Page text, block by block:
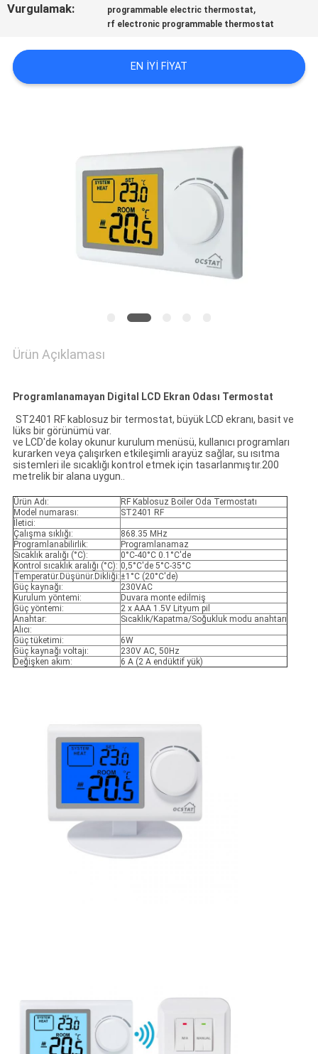
SITE
HARITASI
Vurgulamak:
programmable electric thermostat,
rf electronic programmable thermostat
EN IYI FIYAT
Ürün Açıklaması
Programlanamayan Digital LCD Ekran Odası Termostat
ST2401 RF kablosuz bir termostat, büyük LCD ekranı, basit ve
lüks bir görünümü var.
ve LCD'de kolay okunur kurulum menüsü, kullanıcı programları
kurarken veya çalışırken etkileşimli arayüz sağlar, su ısıtma
sistemleri ile sıcaklığı kontrol etmek için tasarlanmıştır.200
metrelik bir alana uygun..
Ürün Adı:
RF Kablosuz Boiler Oda Termostatı
Model numarası:
ST2401 RF
İletici:
Çalışma sıklığı:
868.35 MHz
Programlanabilirlik:
Programlanamaz
Sıcaklık aralığı (°C):
0°C-40°C 0.1°C'de
Kontrol sıcaklık aralığı (°C): 0,5°C'de 5°C-35°C
Temperatür.Düşünür.Dikliği:±1°C (20°C'de)
Güç kaynağı:
230VAC
Kurulum yöntemi:
Duvara monte edilmiş
Güç yöntemi:
2 x AAA 1.5V Lityum pil
Anahtar:
Sıcaklık/Kapatma/Soğukluk modu anahtarı
Alıcı:
Güç tüketimi:
6W
Güç kaynağı voltajı:
230V AC, 50Hz
Değişken akım:
6 A (2 A endüktif yük)